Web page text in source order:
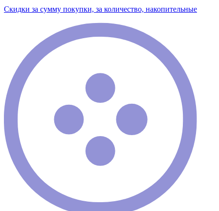
Скидки за сумму покупки, за количество, накопительные